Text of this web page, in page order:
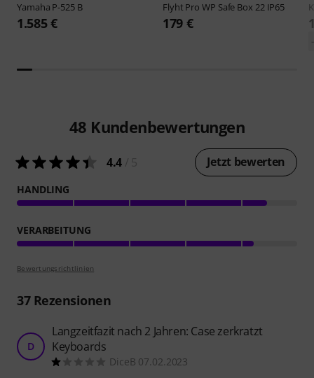
Yamaha P-525 B
1.585 €
Flyht ProWP Safe Box 22 IP65
179 €
48 Kundenbewertungen
4.4 Jetzt bewerten
HANDLING
VERARBEITUNG
Bewertungsrichtlinien
37Rezensionen
D
Langzeitfazit nach 2 Jahren: Case zerkratzt
Keyboards
DiceB 07.02.2023